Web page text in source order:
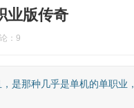
业版传奇
：9
是那种几乎是单机的单职业，